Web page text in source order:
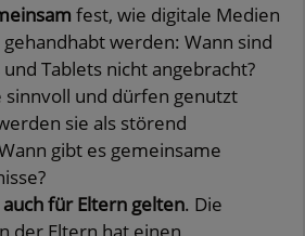
fest, wie digitale Medien
werden: Wann sind
Tablets nicht angebracht?
sinnvoll und dürfen genutzt
sie als störend
gibt es gemeinsame
für Eltern gelten. Die